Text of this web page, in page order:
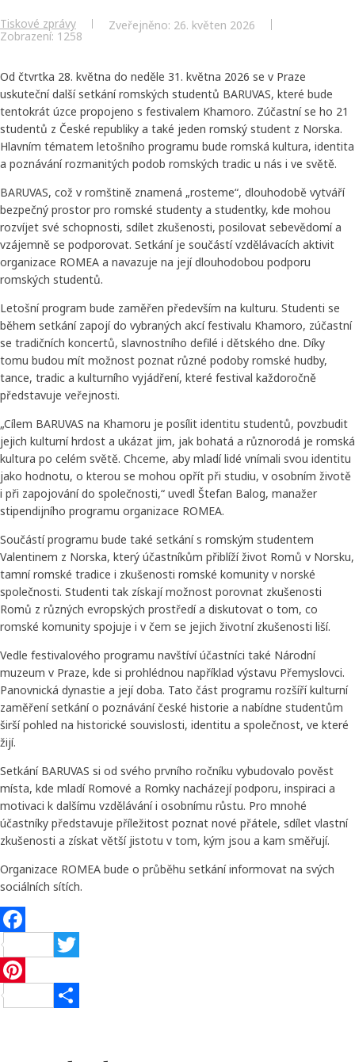
Tiskové zprávy Zveřejněno: 26. květen 2026
Zobrazení: 1258
Od čtvrtka 28. května do neděle 31. května 2026 se v Praze
uskuteční další setkání romských studentů BARUVAS, které bude
tentokrát úzce propojeno s festivalem Khamoro. Zúčastní se ho 21
studentů z České republiky a také jeden romský student z Norska.
Hlavním tématem letošního programu bude romská kultura, identita
a poznávání rozmanitých podob romských tradic u nás i ve světě.
BARUVAS, což v romštině znamená „rosteme“, dlouhodobě vytváří
bezpečný prostor pro romské studenty a studentky, kde mohou
rozvíjet své schopnosti, sdílet zkušenosti, posilovat sebevědomí a
vzájemně se podporovat. Setkání je součástí vzdělávacích aktivit
organizace ROMEA a navazuje na její dlouhodobou podporu
romských studentů.
Letošní program bude zaměřen především na kulturu. Studenti se
během setkání zapojí do vybraných akcí festivalu Khamoro, zúčastní
se tradičních koncertů, slavnostního defilé i dětského dne. Díky
tomu budou mít možnost poznat různé podoby romské hudby,
tance, tradic a kulturního vyjádření, které festival každoročně
představuje veřejnosti.
„Cílem BARUVAS na Khamoru je posílit identitu studentů, povzbudit
jejich kulturní hrdost a ukázat jim, jak bohatá a různorodá je romská
kultura po celém světě. Chceme, aby mladí lidé vnímali svou identitu
jako hodnotu, o kterou se mohou opřít při studiu, v osobním životě
i při zapojování do společnosti,“ uvedl Štefan Balog, manažer
stipendijního programu organizace ROMEA.
Součástí programu bude také setkání s romským studentem
Valentinem z Norska, který účastníkům přiblíží život Romů v Norsku,
tamní romské tradice i zkušenosti romské komunity v norské
společnosti. Studenti tak získají možnost porovnat zkušenosti
Romů z různých evropských prostředí a diskutovat o tom, co
romské komunity spojuje i v čem se jejich životní zkušenosti liší.
Vedle festivalového programu navštíví účastníci také Národní
muzeum v Praze, kde si prohlédnou například výstavu Přemyslovci.
Panovnická dynastie a její doba. Tato část programu rozšíří kulturní
zaměření setkání o poznávání české historie a nabídne studentům
širší pohled na historické souvislosti, identitu a společnost, ve které
žijí.
Setkání BARUVAS si od svého prvního ročníku vybudovalo pověst
místa, kde mladí Romové a Romky nacházejí podporu, inspiraci a
motivaci k dalšímu vzdělávání i osobnímu růstu. Pro mnohé
účastníky představuje příležitost poznat nové přátele, sdílet vlastní
zkušenosti a získat větší jistotu v tom, kým jsou a kam směřují.
Organizace ROMEA bude o průběhu setkání informovat na svých
sociálních sítích.
Facebook
Twitter
Pinterest